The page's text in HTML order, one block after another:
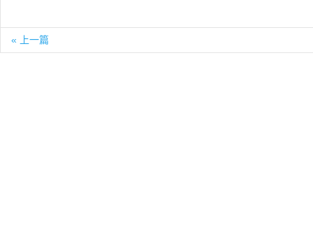
« 上一篇